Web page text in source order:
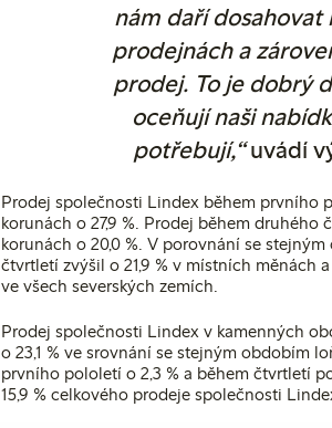
nám daří
prodejnách a
prodej. To je dobrý
oceňují naši
potřebují,“uvádí
Prodej společnosti Lindex během prvního
korunách o 27,9 %. Prodej během
korunách o 20,0 %. V porovnání se
čtvrtletí zvýšil o 21,9 % v místních měnách
ve všech severských zemích.
Prodej společnosti Lindex v kamenných
o 23,1 % ve srovnání se stejným obdobím
prvního pololetí o 2,3 % a během čtvrtletí
15,9 % celkového prodeje společnosti